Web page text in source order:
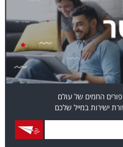
החמים של עולם
ישירות במייל שלכם